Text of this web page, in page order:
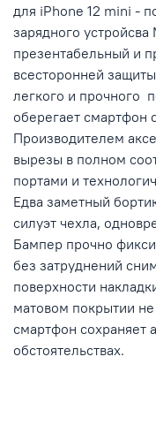
для iPhone 12 mini -
зарядного устройсва
презентабельный и
всесторонней
легкого и прочного
оберегает смартфон
Производителем
вырезы в полном
портами и
Едва заметный
силуэт чехла,
Бампер прочно
без затруднений
поверхности
матовом покрытии
смартфон сохраняет
обстоятельствах.